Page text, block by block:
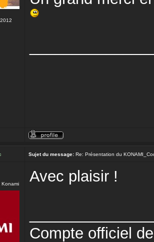
Sujet du message: Re: Présentation du
Konami Avec plaisir !
Compte officiel